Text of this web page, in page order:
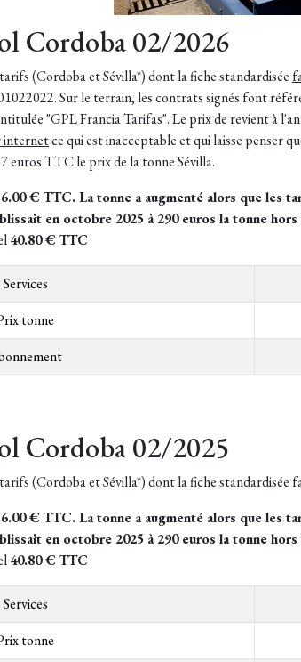
Cordoba 02/2026
(Cordoba et Sévilla*) dont la fiche standardisée
Sur le terrain, les contrats signés font
"GPL Francia Tarifas". Le prix de revient à
internetce qui est inacceptable et qui laisse penser
euros TTC le prix de la tonne Sévilla.
€ TTC. La tonne a augmenté alors que les
en octobre 2025 à 290 euros la tonne
40.80 € TTC
Services
tonne
Cordoba 02/2025
(Cordoba et Sévilla*) dont la fiche standardisée
€ TTC. La tonne a augmenté alors que les
en octobre 2025 à 290 euros la tonne
40.80 € TTC
Services
tonne